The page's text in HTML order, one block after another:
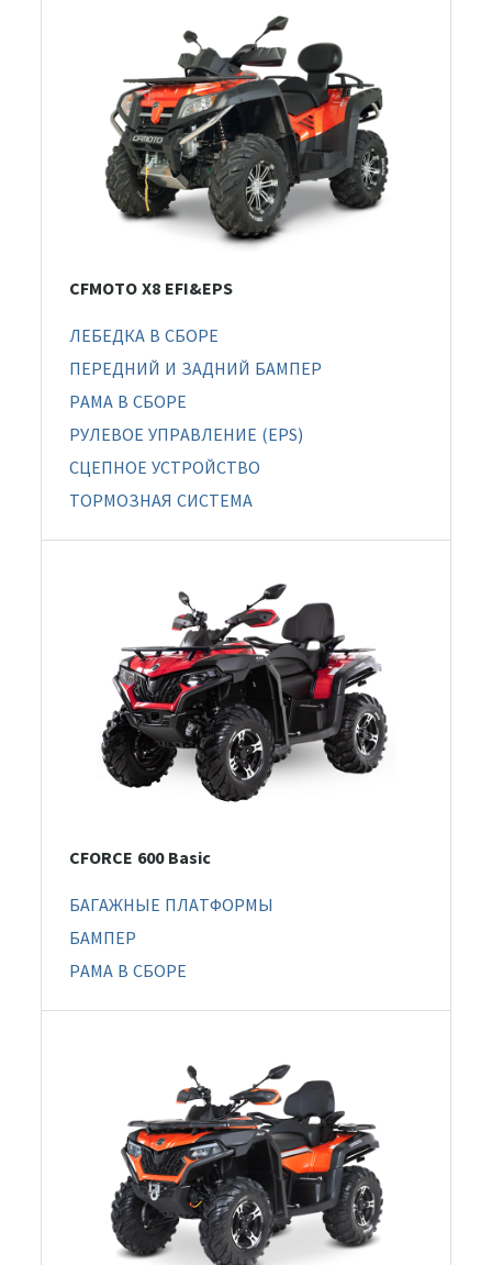
CFMOTO X8 EFI&EPS
ЛЕБЕДКА В СБОРЕ
ПЕРЕДНИЙ И ЗАДНИЙ БАМПЕР
РАМА В СБОРЕ
РУЛЕВОЕ УПРАВЛЕНИЕ (EPS)
СЦЕПНОЕ УСТРОЙСТВО
ТОРМОЗНАЯ СИСТЕМА
CFORCE 600 Basic
БАГАЖНЫЕ ПЛАТФОРМЫ
БАМПЕР
РАМА В СБОРЕ